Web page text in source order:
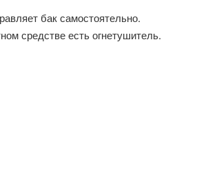
бак самостоятельно.
средстве есть огнетушитель.